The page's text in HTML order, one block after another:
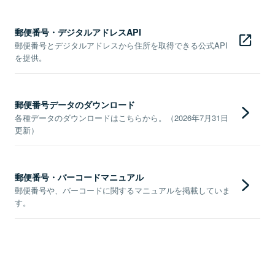
郵便番号・デジタルアドレスAPI
郵便番号とデジタルアドレスから住所を取得できる公式API
を提供。
郵便番号データのダウンロード
各種データのダウンロードはこちらから。（2026年7月31日
更新）
郵便番号・バーコードマニュアル
郵便番号や、バーコードに関するマニュアルを掲載していま
す。